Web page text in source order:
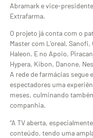
Abramark e vice-
Extrafarma.
O projeto já conta com o
Master com L’oreal,
Haleon. E no Apoio,
Hypera, Kibon, Danone,
A rede de farmácias segue
espectadores uma
meses, culminando
companhia.
“A TV aberta,
conteúdo, tendo uma